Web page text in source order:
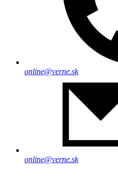
online@verne.sk
online@verne.sk